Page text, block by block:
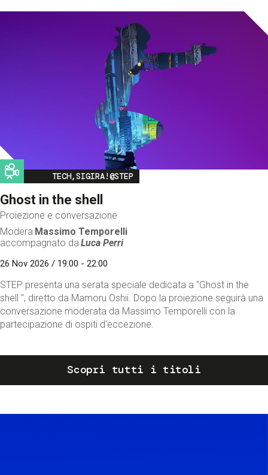
Image
TECH,SIGIRA!@STEP
Ghost in the shell
Proiezione e conversazione
Modera Massimo Temporelli
accompagnato da Luca Perri
26 Nov 2026 / 19:00 - 22:00
STEP presenta una serata speciale dedicata a "Ghost in the
shell ", diretto da Mamoru Oshii. Dopo la proiezione seguirà una
conversazione moderata da Massimo Temporelli con la
partecipazione di ospiti d'eccezione.
Scopri tutti i titoli